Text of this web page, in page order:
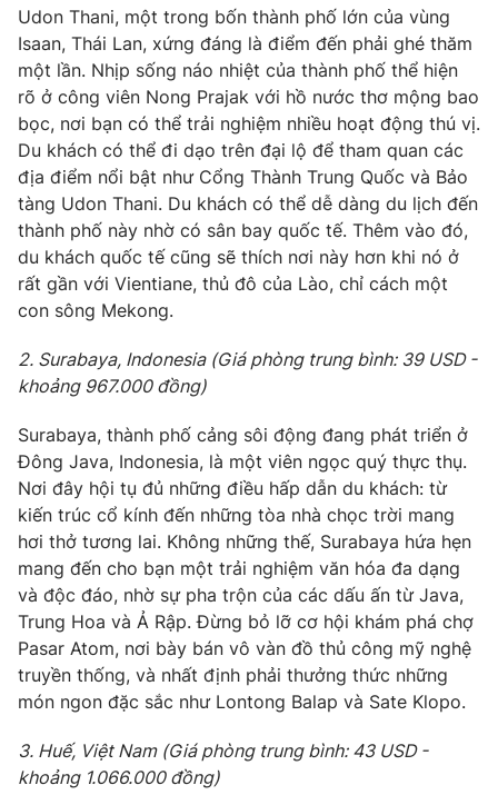
VTV Sức khoẻ Bất động sản
Thị trường 24h Tấm lòng Việt
VTV4 Vươn mình bằng AI
VTV9 VTV8
Liên hệ tòa soạn English
Theo dõi báo trên
Cơ quan chủ quản:
Đài Truyền hình Việt Nam
Cơ quan báo chí:Thời báo VTV
Giấy phép hoạt động báo in và báo điện tử số 483/GP-BTTTT
cấp ngày 29/12/2023
Tổng Biên tập:Vũ Thanh Thủy
Phó Tổng Biên tập: Nguyễn Thị Mỹ Hạnh, Phạm Quốc Thắng,
Nguyễn Trọng Ninh
Ðiện thoại Thời báo VTV: 024.66 897 897
Udon Thani, một trong bốn thành phố lớn của vùng
Isaan, Thái Lan, xứng đáng là điểm đến phải ghé thăm
một lần. Nhịp sống náo nhiệt của thành phố thể hiện
rõ ở công viên Nong Prajak với hồ nước thơ mộng bao
bọc, nơi bạn có thể trải nghiệm nhiều hoạt động thú vị.
Du khách có thể đi dạo trên đại lộ để tham quan các
địa điểm nổi bật như Cổng Thành Trung Quốc và Bảo
tàng Udon Thani. Du khách có thể dễ dàng du lịch đến
thành phố này nhờ có sân bay quốc tế. Thêm vào đó,
du khách quốc tế cũng sẽ thích nơi này hơn khi nó ở
rất gần với Vientiane, thủ đô của Lào, chỉ cách một
con sông Mekong.
2. Surabaya, Indonesia (Giá phòng trung bình: 39 USD -
khoảng 967.000 đồng)
Surabaya, thành phố cảng sôi động đang phát triển ở
Đông Java, Indonesia, là một viên ngọc quý thực thụ.
Nơi đây hội tụ đủ những điều hấp dẫn du khách: từ
kiến trúc cổ kính đến những tòa nhà chọc trời mang
hơi thở tương lai. Không những thế, Surabaya hứa hẹn
mang đến cho bạn một trải nghiệm văn hóa đa dạng
và độc đáo, nhờ sự pha trộn của các dấu ấn từ Java,
Trung Hoa và Ả Rập. Đừng bỏ lỡ cơ hội khám phá chợ
Pasar Atom, nơi bày bán vô vàn đồ thủ công mỹ nghệ
truyền thống, và nhất định phải thưởng thức những
món ngon đặc sắc như Lontong Balap và Sate Klopo.
3. Huế, Việt Nam (Giá phòng trung bình: 43 USD -
khoảng 1.066.000 đồng)